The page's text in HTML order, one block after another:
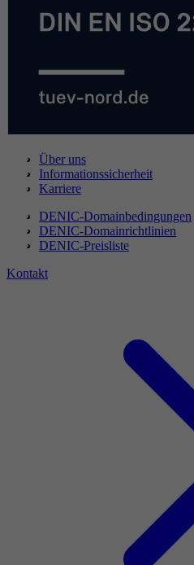
Über uns
Informationssicherheit
Karriere
DENIC-Domainbedingungen
DENIC-Domainrichtlinien
DENIC-Preisliste
Kontakt